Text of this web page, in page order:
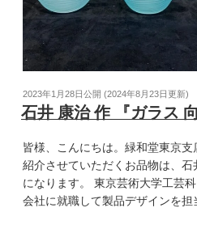
2023年1月28日公開 (2024年8月23日更新)
石井 康治 作 『ガラス 向
皆様、こんにちは。緑和堂東京
紹介させていただくお品物は、石
になります。 東京芸術大学工芸
会社に就職して製品デザインを担